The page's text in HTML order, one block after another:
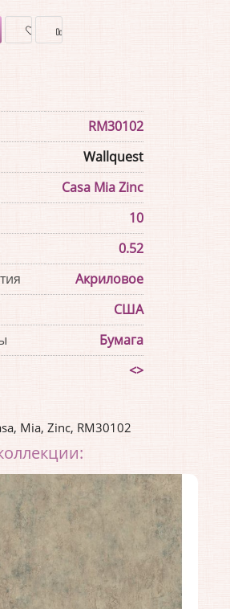
RM30102
Wallquest
Casa Mia Zinc
10
0.52
Акриловое
США
Бумага
<>
, Mia, Zinc, RM30102